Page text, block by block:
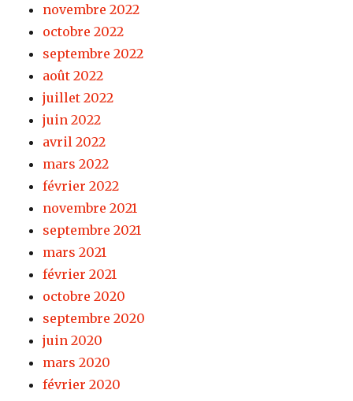
novembre 2022
octobre 2022
septembre 2022
août 2022
juillet 2022
juin 2022
avril 2022
mars 2022
février 2022
novembre 2021
septembre 2021
mars 2021
février 2021
octobre 2020
septembre 2020
juin 2020
mars 2020
février 2020